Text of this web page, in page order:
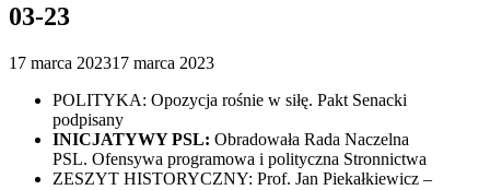
03-23
17 marca 202317 marca 2023
POLITYKA: Opozycja rośnie w siłę. Pakt Senacki
podpisany
INICJATYWY PSL: Obradowała Rada Naczelna
PSL. Ofensywa programowa i polityczna Stronnictwa
ZESZYT HISTORYCZNY: Prof. Jan Piekałkiewicz –